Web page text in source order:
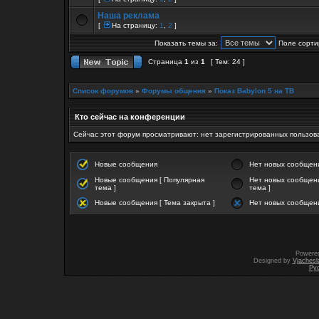
Наша реклама
[ На страницу: 1 2 ]
Показать темы за: Поле
Страница 1 из 1 [ Тем: 24 ]
Список форумов » Форумы общения » Показ Babylon 5 на ТВ
Кто сейчас на конференции
Сейчас этот форум просматривают: нет зарегистрированных
Новые сообщения
Нет новых
Новые сообщения [ Популярная
тема ]
Нет новых
тема ]
Новые сообщения [ Тема закрыта ]
Нет новых
Designed by